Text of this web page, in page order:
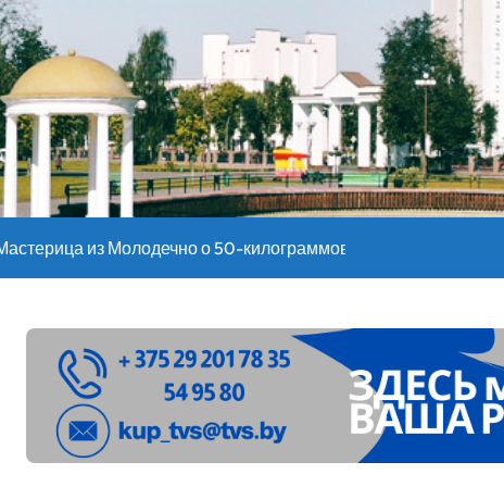
профилакториев. Лукашенко заслушал доклад
детей с 1 сентября, рассказали в правительстве
рассказали о погоде на сегодня
– 05 08 2026
в Беларуси из-за жары